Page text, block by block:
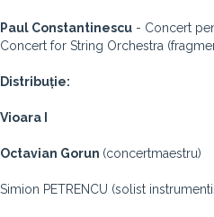
Paul Constantinescu - Concert
Concert for String Orchestra
Distribuție:
Vioara I
Octavian Gorun (concertmaestru)
Simion PETRENCU (solist